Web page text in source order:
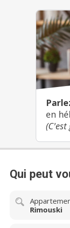
en
Qui peut
Rimouski